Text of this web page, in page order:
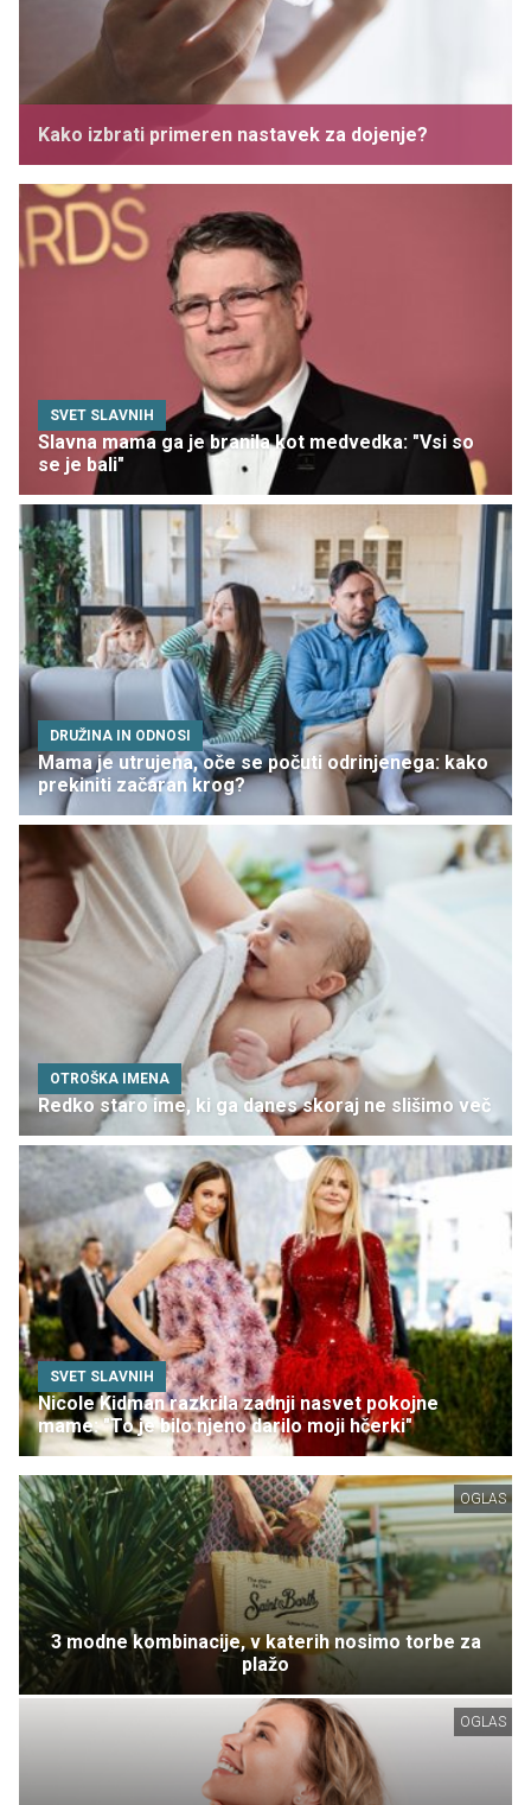
Kako izbrati primeren nastavek za dojenje?
SVET SLAVNIH
Slavna mama ga je branila kot medvedka: "Vsi so
se je bali"
DRUŽINA IN ODNOSI
Mama je utrujena, oče se počuti odrinjenega: kako
prekiniti začaran krog?
OTROŠKA IMENA
Redko staro ime, ki ga danes skoraj ne slišimo več
SVET SLAVNIH
Nicole Kidman razkrila zadnji nasvet pokojne
mame: "To je bilo njeno darilo moji hčerki"
OGLAS
3 modne kombinacije, v katerih nosimo torbe za
plažo
OGLAS